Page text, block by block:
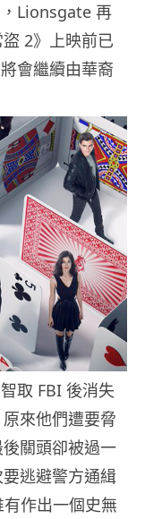
Lionsgate 再
2》上映前已
會繼續由華裔
取 FBI 後消失
來他們遭要脅
關頭卻被過一
逃避警方通緝
作出一個史無